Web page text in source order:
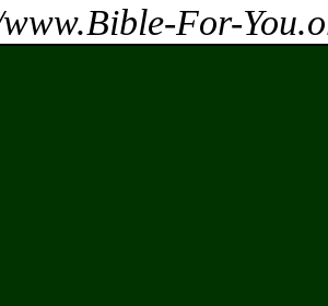
For-